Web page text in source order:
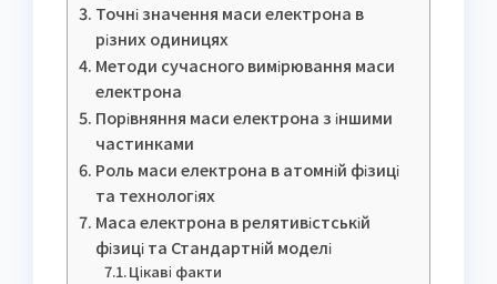
Точні значення маси електрона в
різних одиницях
Методи сучасного вимірювання маси
електрона
Порівняння маси електрона з іншими
частинками
Роль маси електрона в атомній фізиці
та технологіях
Маса електрона в релятивістській
фізиці та Стандартній моделі
Цікаві факти